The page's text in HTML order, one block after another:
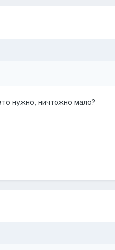
нужно, ничтожно мало?